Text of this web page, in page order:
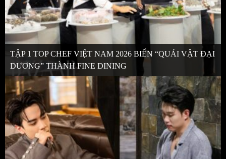
TẬP 1 TOP CHEF VIỆT NAM 2026 BIẾN “QUÁI VẬT ĐẠI
DƯƠNG” THÀNH FINE DINING